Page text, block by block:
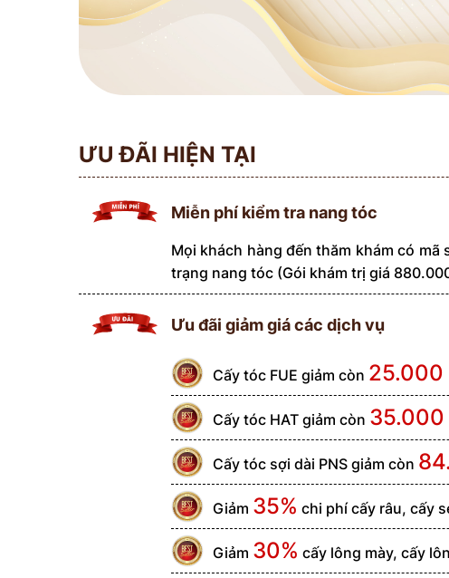
ƯU ĐÃI HIỆN TẠI
Miễn phí kiểm tra nang tóc
Mọi khách hàng đến thăm khám có
trạng nang tóc (Gói khám trị giá
Ưu đãi giảm giá các dịch vụ
Cấy tóc FUE giảm còn 25.000
Cấy tóc HAT giảm còn
Cấy tóc sợi dài PNS giảm còn
Giảm 35% chi phí cấy râu, cấy
Giảm 30% cấy lông mày, cấy